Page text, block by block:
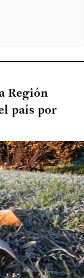
Región
país por